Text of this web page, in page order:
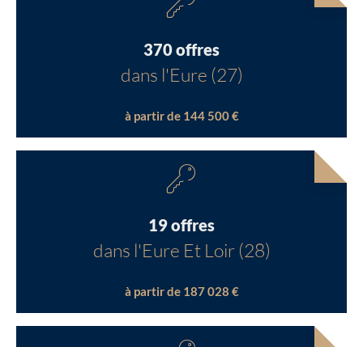
370 offres
dans l'Eure (27)
à partir de 144 500 €
19 offres
dans l'Eure Et Loir (28)
à partir de 187 028 €